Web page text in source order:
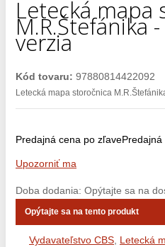
Letecká mapa
M.R.Štefánika
verzia
Kód tovaru: 97880814422092
Letecká mapa storočnica
Predajná cena po zľavePredajná
Upozorniť ma
Doba dodania: Opýtajte sa na
Opýtajte sa na tento produkt
Vydavateľstvo CBS Letecká